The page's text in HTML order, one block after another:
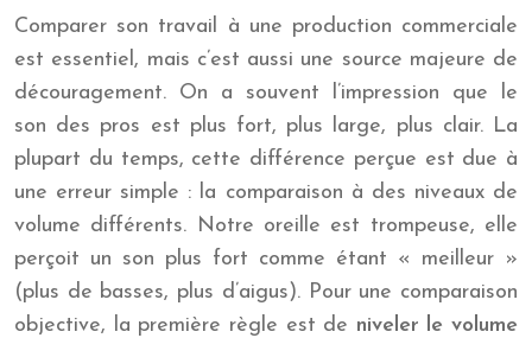
Comparer son travail à une production commerciale
est essentiel, mais c’est aussi une source majeure de
découragement. On a souvent l’impression que le
son des pros est plus fort, plus large, plus clair. La
plupart du temps, cette différence perçue est due à
une erreur simple : la comparaison à des niveaux de
volume différents. Notre oreille est trompeuse, elle
perçoit un son plus fort comme étant « meilleur »
(plus de basses, plus d’aigus). Pour une comparaison
objective, la première règle est de niveler le volume